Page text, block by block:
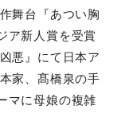
舞台『あつい胸
ア新⼈賞を受賞
悪』にて⽇本ア
家、髙橋泉の⼿
マに⺟娘の複雑